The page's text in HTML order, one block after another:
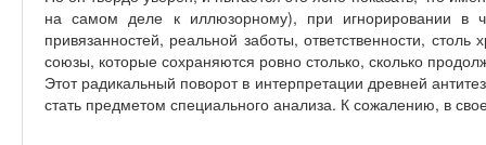
на самом деле к иллюзорному), при игнорировании в
привязанностей, реальной заботы, ответственности,
союзы, которые сохраняются ровно столько, сколько
Этот радикальный поворот в интерпретации древней
стать предметом специального анализа. К сожалению, в